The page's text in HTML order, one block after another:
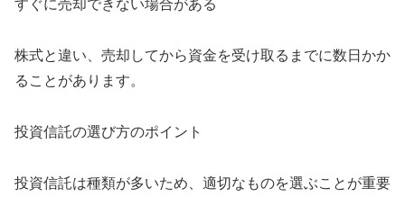
すぐに売却できない場合がある
株式と違い、売却してから資金を受け取るまでに数日かか
ることがあります。
投資信託の選び方のポイント
投資信託は種類が多いため、適切なものを選ぶことが重要